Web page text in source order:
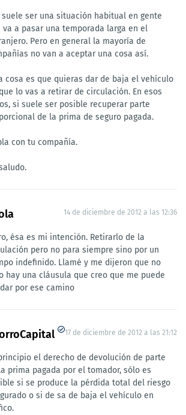
suele ser una situación habitual en gente
va a pasar una temporada larga en el
Pero en general la mayoría de
no van a aceptar una cosa así.
cosa es que quieras dar de baja el vehículo
lo vas a retirar de circulación. En esos
si suele ser posible recuperar parte
de la prima de seguro pagada.
con tu compañía.
14 de diciembre de 2012 a las 12:36
ésa es mi intención. Retirarlo de la
pero no para siempre sino por un
indefinido. Llamé y me dijeron que no
hay una cláusula que creo que me puede
por ese camino
17 de diciembre de 2012 a las 21:12
el derecho de devolución de parte
prima pagada por el tomador, sólo es
si se produce la pérdida total del riesgo
o si de sa de baja el vehículo en